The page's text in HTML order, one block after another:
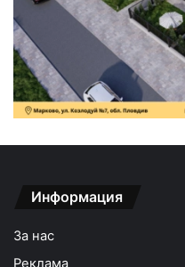
Информация
За нас
Реклама